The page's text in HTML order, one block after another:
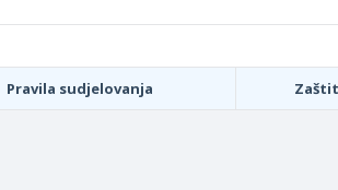
Pravila sudjelovanja